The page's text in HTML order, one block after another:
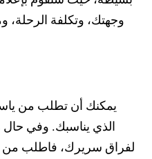
وجهتك، وتكلفة الرحلة،
يمكنك أن تطلب من
الذي يناسبك. وفي حال